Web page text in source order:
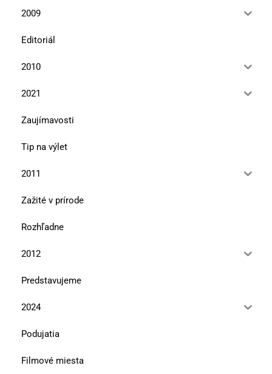
2009
Editoriál
2010
2021
Zaujímavosti
Tip na výlet
2011
Zažité v prírode
Rozhľadne
2012
Predstavujeme
2024
Podujatia
Filmové miesta